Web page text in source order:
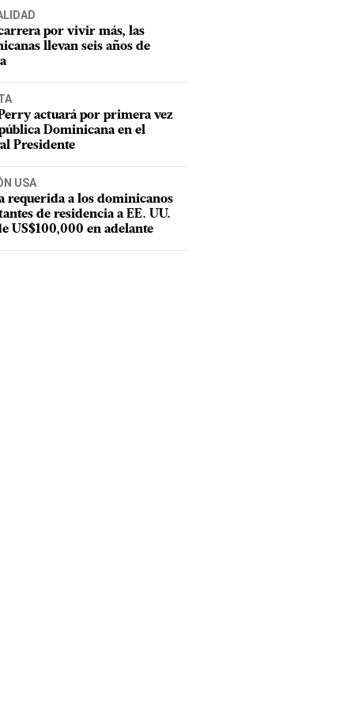
por vivir más, las
llevan seis años de
actuará por primera vez
Dominicana en el
Presidente
USA
requerida a los dominicanos
de residencia a EE. UU.
US$100,000 en adelante